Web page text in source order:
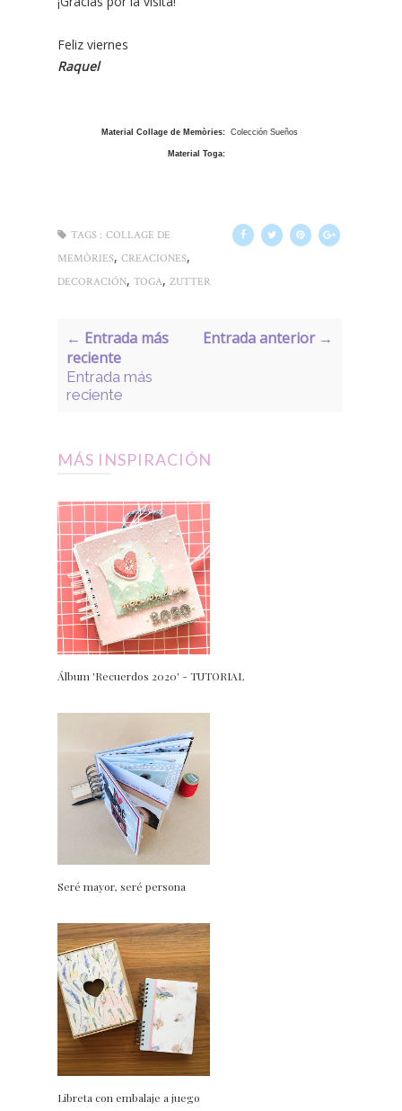
Feliz viernes
Raquel
Material Collage de Memòries: Colección Sueños
Material Toga:
TAGS : COLLAGE DE
MEMÒRIES, CREACIONES,
DECORACIÓN, TOGA, ZUTTER
← Entrada más
reciente
Entrada más
reciente
Entrada anterior →
MÁS INSPIRACIÓN
Álbum 'Recuerdos 2020' - TUTORIAL
Seré mayor, seré persona
Libreta con embalaje a juego